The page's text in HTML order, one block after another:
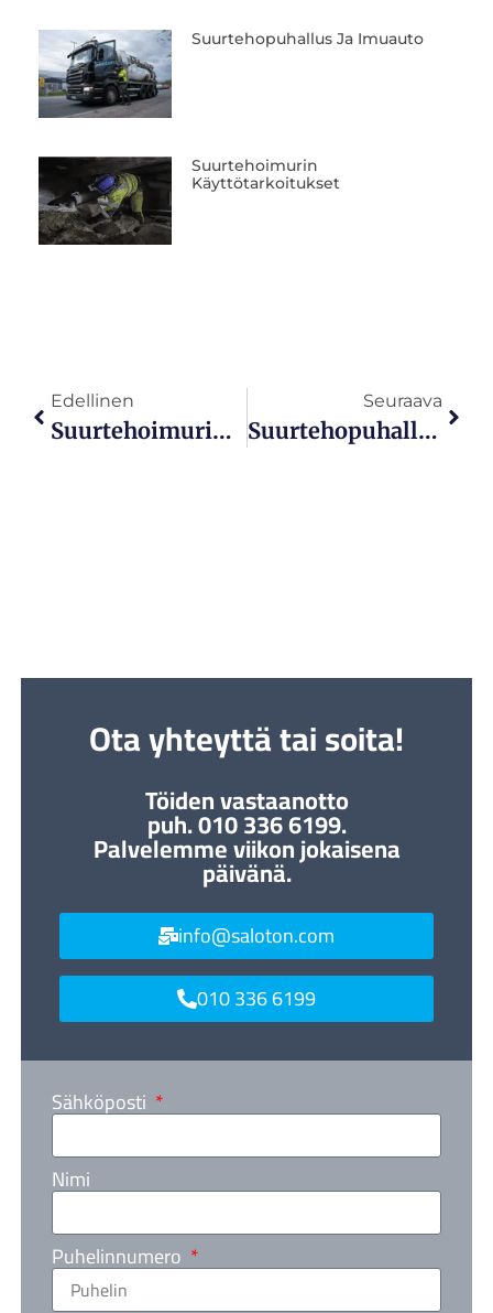
Suurtehopuhallus Ja Imuauto
Suurtehoimurin
Käyttötarkoitukset
Edellinen
Suurtehoimurin Käyttötarkoitukset
Seuraava
Suurtehopuhallus Ja Imuauto
Ota yhteyttä tai soita!
Töiden vastaanotto
puh. 010 336 6199.
Palvelemme viikon jokaisena
päivänä.
info@saloton.com
010 336 6199
Sähköposti
Nimi
Puhelinnumero